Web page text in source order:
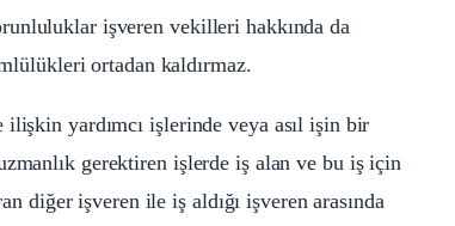
işveren vekilleri hakkında da
ortadan kaldırmaz.
yardımcı işlerinde veya asıl işin bir
gerektiren işlerde iş alan ve bu iş için
diğer işveren ile iş aldığı işveren arasında